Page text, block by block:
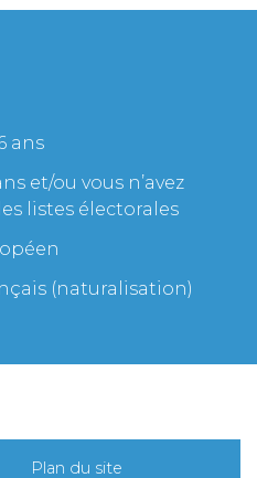
ans
et/ou vous n’avez
listes électorales
(naturalisation)
Plan du site